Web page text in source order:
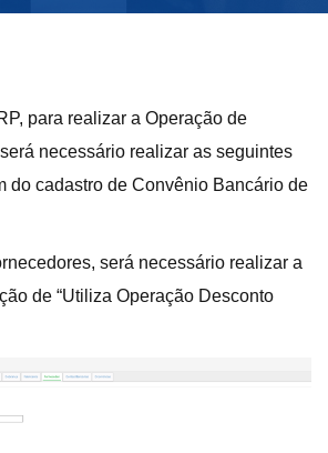
para realizar a Operação de
necessário realizar as seguintes
do cadastro de Convênio Bancário de
será necessário realizar a
de “Utiliza Operação Desconto